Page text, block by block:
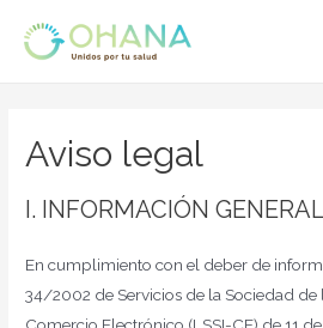
Aviso legal
I. INFORMACIÓN GENERAL
En cumplimiento con el deber de
34/2002 de Servicios de la Sociedad de
Comercio Electrónico (LSSI-CE) de 11